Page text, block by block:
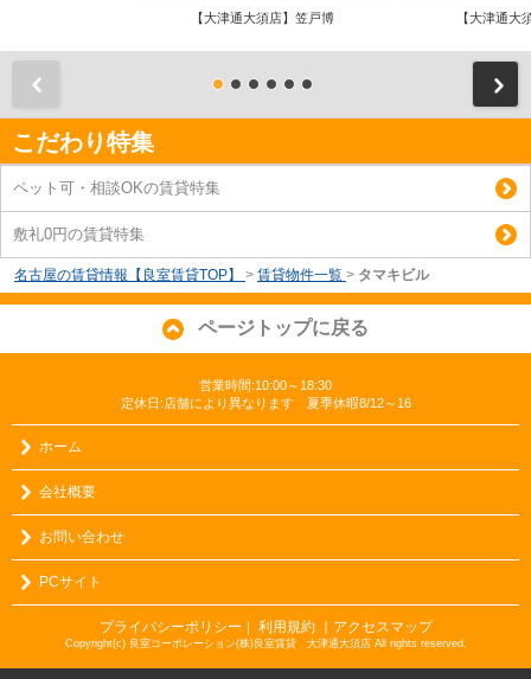
【大津通大須店】笠戸博 【大津通大
こだわり特集
ペット可・相談OKの賃貸特集
敷礼0円の賃貸特集
名古屋の賃貸情報【良室賃貸TOP】 > 賃貸物件一覧 > タマキビル
ページトップに戻る
営業時間:10:00～18:30
定休日:店舗により異なります 夏季休暇8/12～16
ホーム
会社概要
お問い合わせ
PCサイト
プライバシーポリシー 利用規約 ｜アクセスマップ
Copyright(c) 良室コーポレーション(株)良室賃貸 大津通大須店 All rights reserved.